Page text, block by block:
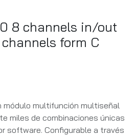
8 channels in/out
form C
módulo multifunción multiseñal
miles de combinaciones únicas
software. Configurable a través